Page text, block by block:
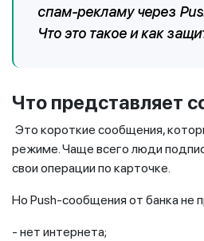
спам-рекламу через
Что это такое и как
Что представляет
Это короткие сообщения,
режиме. Чаще всего люди
свои операции по карточке.
Но Push-сообщения от банка не
- нет интернета;